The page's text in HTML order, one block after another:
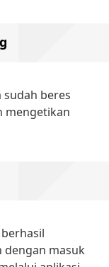
sudah beres
mengetikan
dengan masuk